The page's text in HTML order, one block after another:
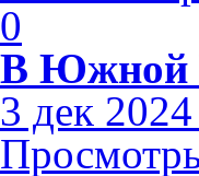
0
В Южной
3 дек 2024